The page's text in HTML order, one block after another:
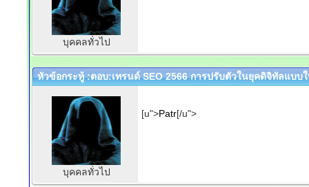
บุคคลทั่วไป
หัวข้อกระทู้ :ตอบ:เทรนด์ SEO 2566 การปรับตัวในยุคดิจิทัลแบบ
บุคคลทั่วไป
[u">Patr[/u">